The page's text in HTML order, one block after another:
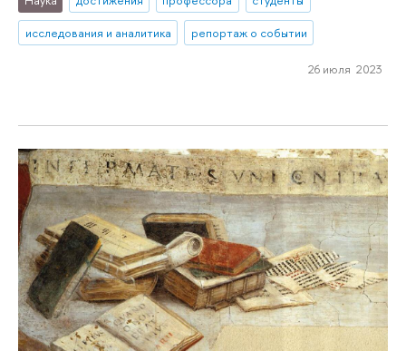
исследования и аналитика
репортаж о событии
26 июля 2023